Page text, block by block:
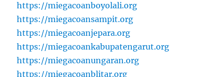
https://miegacoanboyolali.org
https://miegacoansampit.org
https://miegacoanjepara.org
https://miegacoankabupatengarut.org
https://miegacoanungaran.org
https://miegacoanblitar.org